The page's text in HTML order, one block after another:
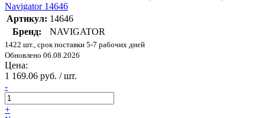
Navigator 14646
Артикул: 14646
Бренд:
NAVIGATOR
1422 шт., срок поставки 5-7 рабочих дней
Обновлено 06.08.2026
Цена:
1 169.06 руб. / шт.
-
+